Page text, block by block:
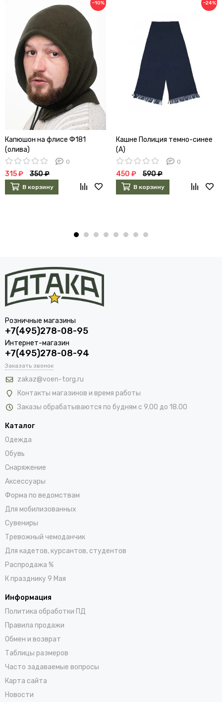
−10%
Капюшон на флисе Ф181
(олива)
0
315 ₽ 350 ₽
В корзину
−24%
Кашне Полиция темно-синее
(А)
0
450 ₽ 590 ₽
В корзину
Розничные магазины
+7(495)278-08-95
Интернет-магазин
+7(495)278-08-94
Заказать звонок
zakaz@voen-torg.ru
Контакты магазинов и время работы
Заказы обрабатываются по будням с 9.00 до 18.00
Каталог
Одежда
Обувь
Снаряжение
Аксессуары
Форма по ведомствам
Для мобилизованных
Сувениры
Тревожный чемоданчик
Для кадетов, курсантов, студентов
Распродажа %
К празднику 9 Мая
Информация
Политика обработки ПД
Правила продажи
Обмен и возврат
Таблицы размеров
Часто задаваемые вопросы
Карта сайта
Новости